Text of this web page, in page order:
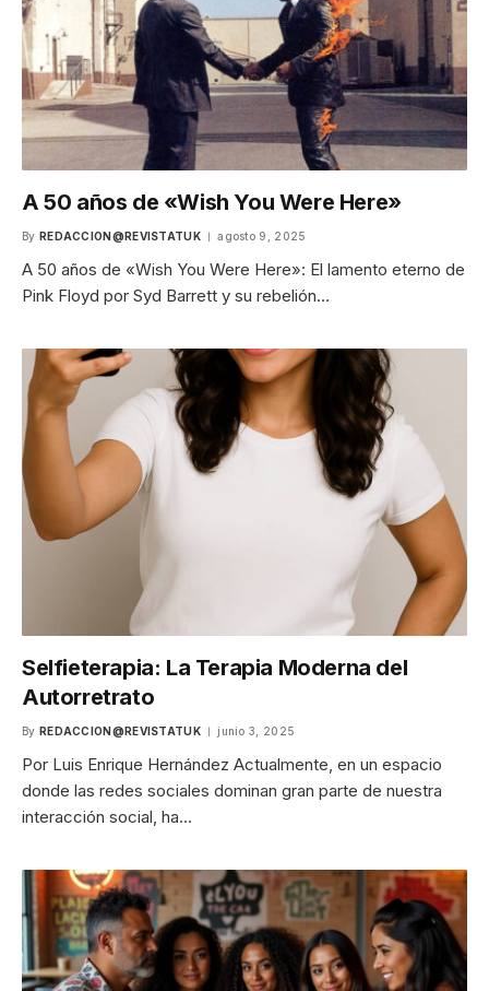
A 50 años de «Wish You Were Here»
By REDACCION@REVISTATUK agosto 9, 2025
A 50 años de «Wish You Were Here»: El lamento eterno de
Pink Floyd por Syd Barrett y su rebelión…
Selfieterapia: La Terapia Moderna del
Autorretrato
By REDACCION@REVISTATUK junio 3, 2025
Por Luis Enrique Hernández Actualmente, en un espacio
donde las redes sociales dominan gran parte de nuestra
interacción social, ha…